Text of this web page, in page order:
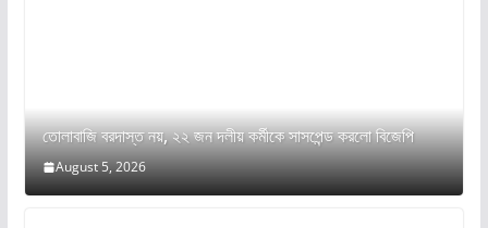
তোলাবাজি বরদাস্ত নয়, ২২ জন দলীয় কর্মীকে সাসপেন্ড করলো বিজেপি
August 5, 2026